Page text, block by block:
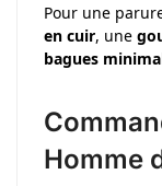
Pour une
en cuir, une
bagues
Homme